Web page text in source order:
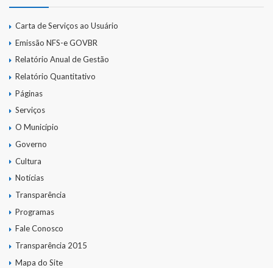
Carta de Serviços ao Usuário
Emissão NFS-e GOVBR
Relatório Anual de Gestão
Relatório Quantitativo
Páginas
Serviços
O Município
Governo
Cultura
Notícias
Transparência
Programas
Fale Conosco
Transparência 2015
Mapa do Site